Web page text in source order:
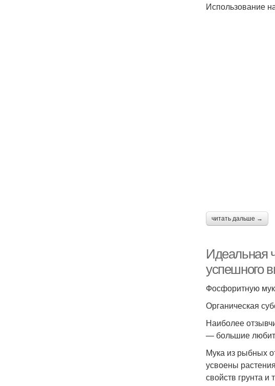
Использование
читать дальше →
Идеальная
успешного
Фосфоритную
Органическая
Наиболее
— большие
Мука из рыбных
усвоены
свойств грунта